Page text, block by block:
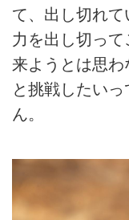
て、出し切れ
力を出し切っ
来ようとは思
と挑戦したい
ん。